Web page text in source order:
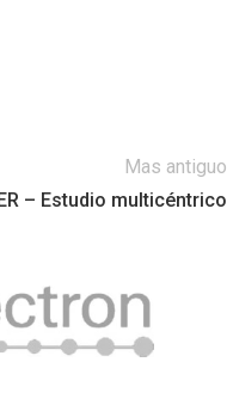
Mas antiguo
– Estudio multicéntrico